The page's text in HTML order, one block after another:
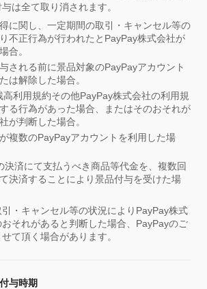
は全て取り消されます。
に関し、一定期間の取引・キャンセル等の
不正行為が行われたとPayPay株式会社が
合。
される前に景品対象のPayPayアカウント
は解除した場合。
高利用規約その他PayPay株式会社の利用規
る行為があった場合、またはそのおそれが
が判断した場合。
複数のPayPayアカウントを利用した場
決済にて支払うべき商品等代金を、複数回
決済することにより景品付与を受けた場
・キャンセル等の状況によりPayPay株式
それがあると判断した場合、PayPayのご
て頂く場合があります。
与時期